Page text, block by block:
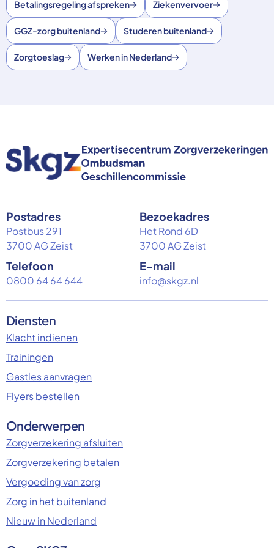
Betalingsregeling afspreken Ziekenvervoer
GGZ-zorg buitenland Studeren buitenland
Zorgtoeslag Werken in Nederland
Postadres
Postbus 291
3700 AG Zeist
Bezoekadres
Het Rond 6D
3700 AG Zeist
Telefoon
0800 64 64 644
E-mail
info@skgz.nl
Diensten
Klacht indienen
Trainingen
Gastles aanvragen
Flyers bestellen
Onderwerpen
Zorgverzekering afsluiten
Zorgverzekering betalen
Vergoeding van zorg
Zorg in het buitenland
Nieuw in Nederland